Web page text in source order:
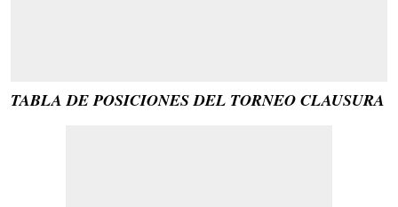
TABLA DE POSICIONES DEL TORNEO CLAUSURA